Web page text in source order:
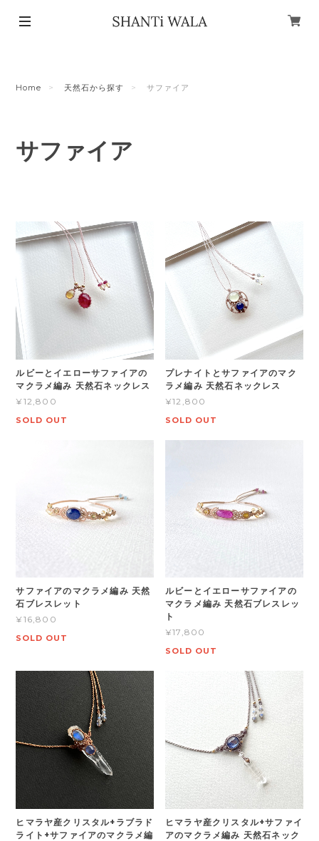
Home 天然石から探す サファイア
サファイア
ルビーとイエローサファイアの
マクラメ編み 天然石ネックレス
¥12,800
SOLD OUT
プレナイトとサファイアのマク
ラメ編み 天然石ネックレス
¥12,800
SOLD OUT
サファイアのマクラメ編み 天然
石ブレスレット
¥16,800
SOLD OUT
ルビーとイエローサファイアの
マクラメ編み 天然石ブレスレッ
ト
¥17,800
SOLD OUT
ヒマラヤ産クリスタル+ラブラド
ライト+サファイアのマクラメ編
ヒマラヤ産クリスタル+サファイ
アのマクラメ編み 天然石ネック